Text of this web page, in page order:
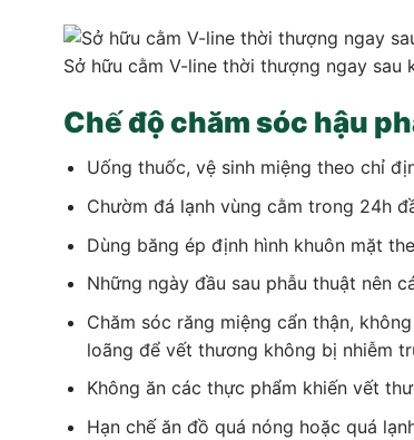
Sở hữu cằm V-line thời thượng ngay sau
Chế độ chăm sóc hậu
Uống thuốc, vệ sinh miệng theo chỉ
Chườm đá lạnh vùng cằm trong 24h
Dùng băng ép định hình khuôn mặt
Những ngày đầu sau phẫu thuật nên
Chăm sóc răng miệng cẩn thận,
loãng để vết thương không bị nhiễm
Không ăn các thực phẩm khiến vết
Hạn chế ăn đồ quá nóng hoặc quá